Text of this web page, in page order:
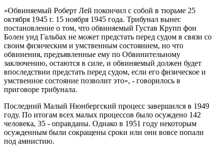
«Обвиняемый Роберт Лей покончил с собой в тюрьме 25
октября 1945 г. 15 ноября 1945 года. Трибунал вынес
постановление о том, что обвиняемый Густав Крупп фон
Болен унд Гальбах не может предстать перед судом в связи со
своим физическим и умственным состоянием, но что
обвинения, предъявленные ему по Обвинительному
заключению, остаются в силе, и обвиняемый должен будет
впоследствии предстать перед судом, если его физическое и
умственное состояние позволит это», - говорилось в
приговоре трибунала.
Последний Малый Нюнбергский процесс завершился в 1949
году. По итогам всех малых процессов было осуждено 142
человека, 35 - оправданы. Однако в 1951 году некоторым
осужденным были сокращены сроки или они вовсе попали
под амнистию.